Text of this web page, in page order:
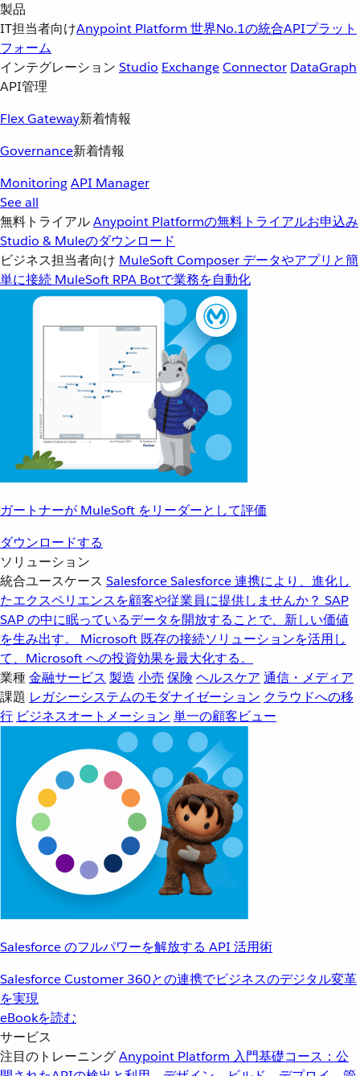
製品
IT担当者向けAnypoint Platform 世界No.1の統合APIプラット
フォーム
インテグレーション Studio ExchangeConnector DataGraph
API管理
Flex Gateway新着情報
Governance新着情報
MonitoringAPI Manager
See all
無料トライアルAnypoint Platformの無料トライアルお申込み
Studio & Muleのダウンロード
ビジネス担当者向け MuleSoft Composer データやアプリと簡
単に接続 MuleSoft RPA Botで業務を自動化
ガートナーが MuleSoft をリーダーとして評価
ダウンロードする
ソリューション
統合ユースケース SalesforceSalesforce 連携により、進化し
たエクスペリエンスを顧客や従業員に提供しませんか？ SAP
SAP の中に眠っているデータを開放することで、新しい価値
を生み出す。
Microsoft 既存の接続ソリューションを活用し
て、Microsoft への投資効果を最大化する。
業種金融サービス 製造 小売 保険 ヘルスケア 通信・メディア
課題 レガシーシステムのモダナイゼーション クラウドへの移
行 ビジネスオートメーション 単一の顧客ビュー
Salesforce のフルパワーを解放する API 活用術
Salesforce Customer 360との連携でビジネスのデジタル変革
を実現
eBookを読む
サービス
注目のトレーニングAnypoint Platform 入門基礎コース：公